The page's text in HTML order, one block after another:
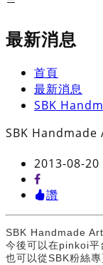
最新消息
首頁
最新消息
SBK
SBK Handmade
2013-08-20
讚
SBK Handmade
今後可以在pinkoi平
也可以從SBK粉絲